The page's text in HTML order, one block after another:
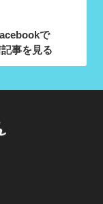
で
事を見る